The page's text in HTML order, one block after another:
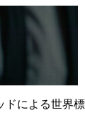
ドによる世界標